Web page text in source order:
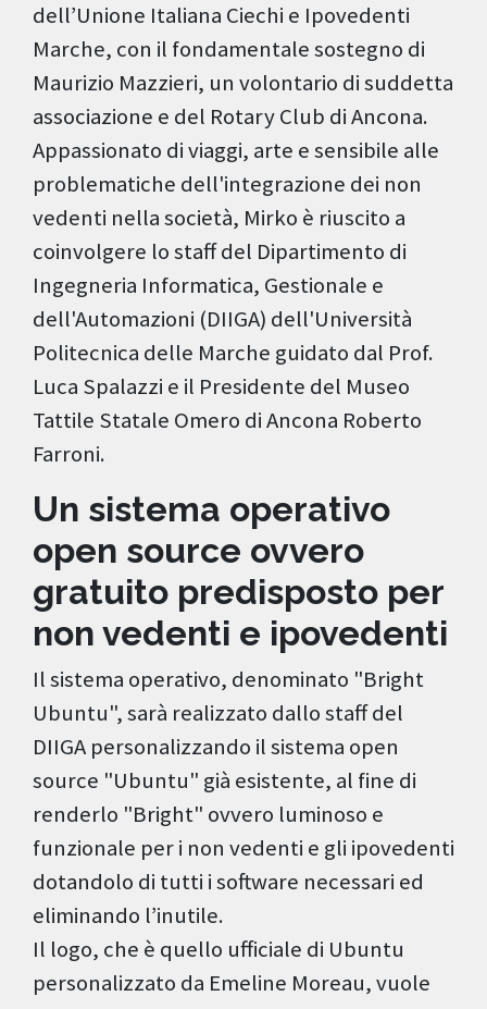
dell’Unione Italiana Ciechi e Ipovedenti
Marche, con il fondamentale sostegno di
Maurizio Mazzieri, un volontario di suddetta
associazione e del Rotary Club di Ancona.
Appassionato di viaggi, arte e sensibile alle
problematiche dell'integrazione dei non
vedenti nella società, Mirko è riuscito a
coinvolgere lo staff del Dipartimento di
Ingegneria Informatica, Gestionale e
dell'Automazioni (DIIGA) dell'Università
Politecnica delle Marche guidato dal Prof.
Luca Spalazzi e il Presidente del Museo
Tattile Statale Omero di Ancona Roberto
Farroni.
Un sistema operativo
open source ovvero
gratuito predisposto per
non vedenti e ipovedenti
Il sistema operativo, denominato "Bright
Ubuntu", sarà realizzato dallo staff del
DIIGA personalizzando il sistema open
source "Ubuntu" già esistente, al fine di
renderlo "Bright" ovvero luminoso e
funzionale per i non vedenti e gli ipovedenti
dotandolo di tutti i software necessari ed
eliminando l’inutile.
Il logo, che è quello ufficiale di Ubuntu
personalizzato da Emeline Moreau, vuole